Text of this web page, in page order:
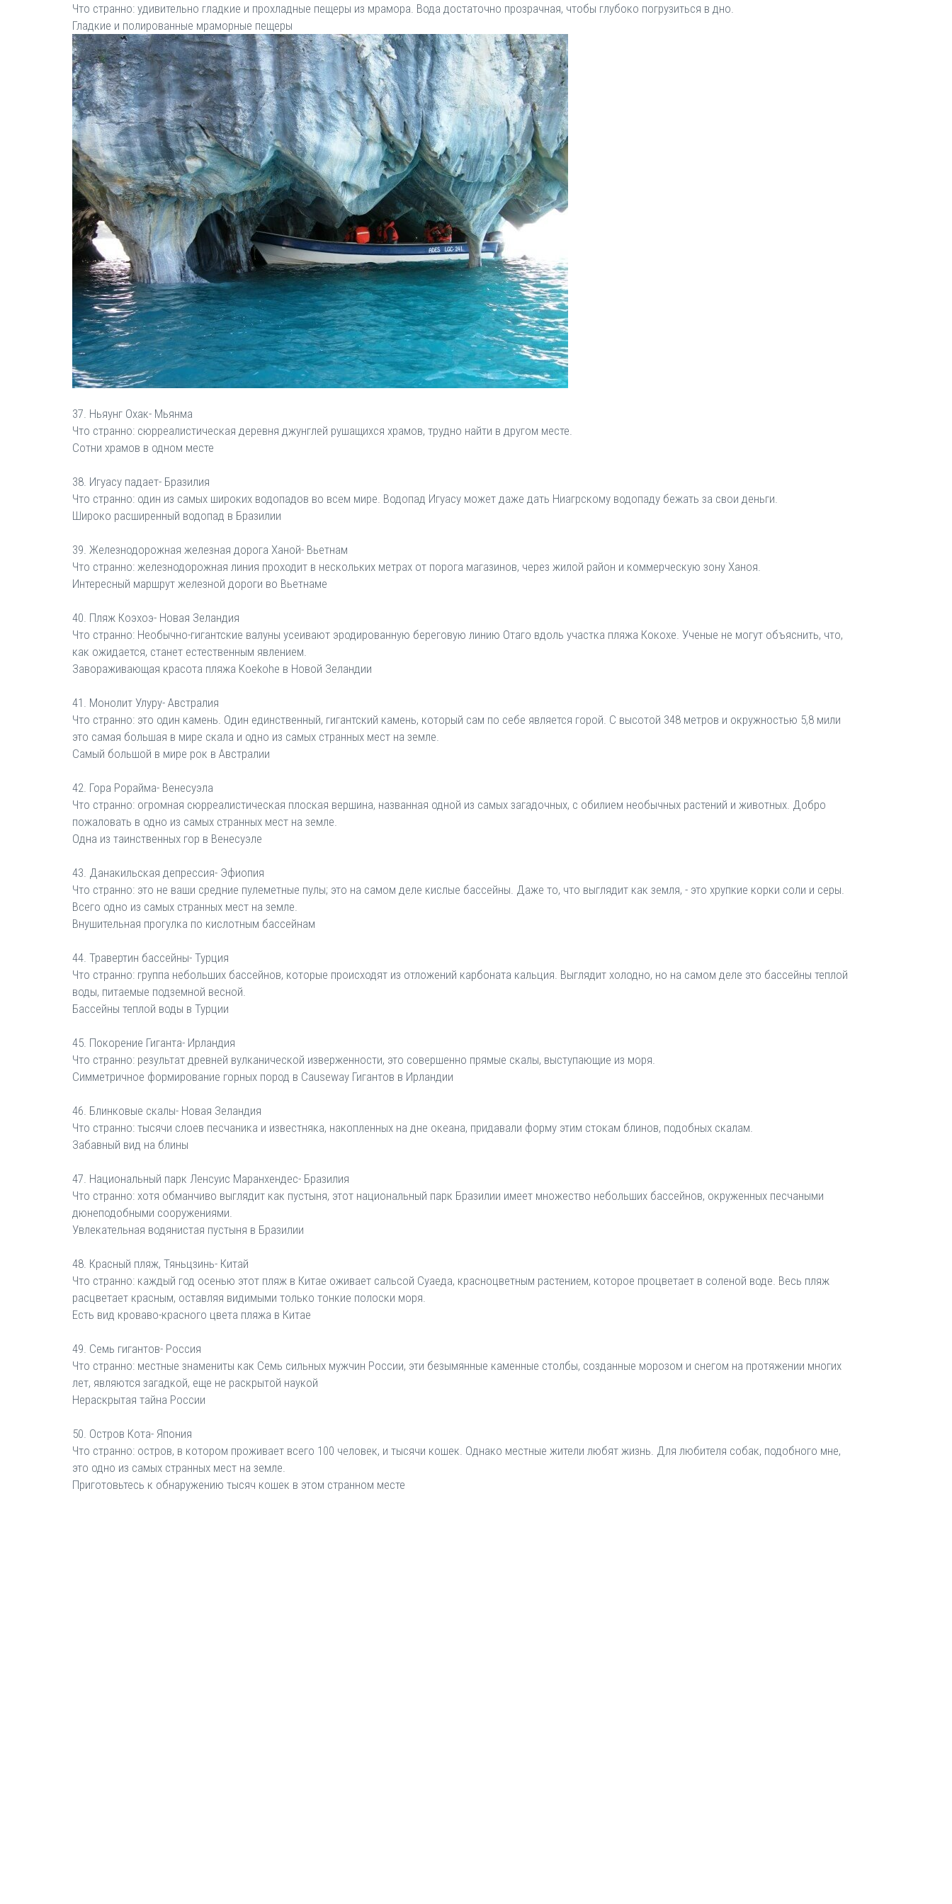
Что странно: удивительно гладкие и прохладные пещеры из мрамора. Вода достаточно прозрачная, чтобы глубоко погрузиться в дно.
Гладкие и полированные мраморные пещеры
37. Ньяунг Охак- Мьянма
Что странно: сюрреалистическая деревня джунглей рушащихся храмов, трудно найти в другом месте.
Сотни храмов в одном месте
38. Игуасу падает- Бразилия
Что странно: один из самых широких водопадов во всем мире. Водопад Игуасу может даже дать Ниагрскому водопаду бежать за свои деньги.
Широко расширенный водопад в Бразилии
39. Железнодорожная железная дорога Ханой- Вьетнам
Что странно: железнодорожная линия проходит в нескольких метрах от порога магазинов, через жилой район и коммерческую зону Ханоя.
Интересный маршрут железной дороги во Вьетнаме
40. Пляж Коэхоэ- Новая Зеландия
Что странно: Необычно-гигантские валуны усеивают эродированную береговую линию Отаго вдоль участка пляжа Кокохе. Ученые не могут объяснить, что,
как ожидается, станет естественным явлением.
Завораживающая красота пляжа Koekohe в Новой Зеландии
41. Монолит Улуру- Австралия
Что странно: это один камень. Один единственный, гигантский камень, который сам по себе является горой. С высотой 348 метров и окружностью 5,8 мили
это самая большая в мире скала и одно из самых странных мест на земле.
Самый большой в мире рок в Австралии
42. Гора Рорайма- Венесуэла
Что странно: огромная сюрреалистическая плоская вершина, названная одной из самых загадочных, с обилием необычных растений и животных. Добро
пожаловать в одно из самых странных мест на земле.
Одна из таинственных гор в Венесуэле
43. Данакильская депрессия- Эфиопия
Что странно: это не ваши средние пулеметные пулы; это на самом деле кислые бассейны. Даже то, что выглядит как земля, - это хрупкие корки соли и серы.
Всего одно из самых странных мест на земле.
Внушительная прогулка по кислотным бассейнам
44. Травертин бассейны- Турция
Что странно: группа небольших бассейнов, которые происходят из отложений карбоната кальция. Выглядит холодно, но на самом деле это бассейны теплой
воды, питаемые подземной весной.
Бассейны теплой воды в Турции
45. Покорение Гиганта- Ирландия
Что странно: результат древней вулканической изверженности, это совершенно прямые скалы, выступающие из моря.
Симметричное формирование горных пород в Causeway Гигантов в Ирландии
46. Блинковые скалы- Новая Зеландия
Что странно: тысячи слоев песчаника и известняка, накопленных на дне океана, придавали форму этим стокам блинов, подобных скалам.
Забавный вид на блины
47. Национальный парк Ленсуис Маранхендес- Бразилия
Что странно: хотя обманчиво выглядит как пустыня, этот национальный парк Бразилии имеет множество небольших бассейнов, окруженных песчаными
дюнеподобными сооружениями.
Увлекательная водянистая пустыня в Бразилии
48. Красный пляж, Тяньцзинь- Китай
Что странно: каждый год осенью этот пляж в Китае оживает сальсой Суаеда, красноцветным растением, которое процветает в соленой воде. Весь пляж
расцветает красным, оставляя видимыми только тонкие полоски моря.
Есть вид кроваво-красного цвета пляжа в Китае
49. Семь гигантов- Россия
Что странно: местные знамениты как Семь сильных мужчин России, эти безымянные каменные столбы, созданные морозом и снегом на протяжении многих
лет, являются загадкой, еще не раскрытой наукой
Нераскрытая тайна России
50. Остров Кота- Япония
Что странно: остров, в котором проживает всего 100 человек, и тысячи кошек. Однако местные жители любят жизнь. Для любителя собак, подобного мне,
это одно из самых странных мест на земле.
Приготовьтесь к обнаружению тысяч кошек в этом странном месте